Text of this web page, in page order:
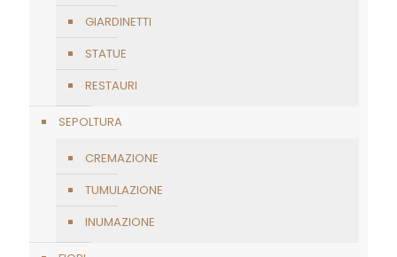
GIARDINETTI
STATUE
RESTAURI
SEPOLTURA
CREMAZIONE
TUMULAZIONE
INUMAZIONE